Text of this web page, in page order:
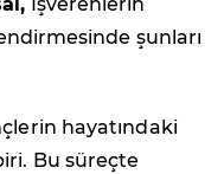
şunları
hayatındaki
Bu süreçte